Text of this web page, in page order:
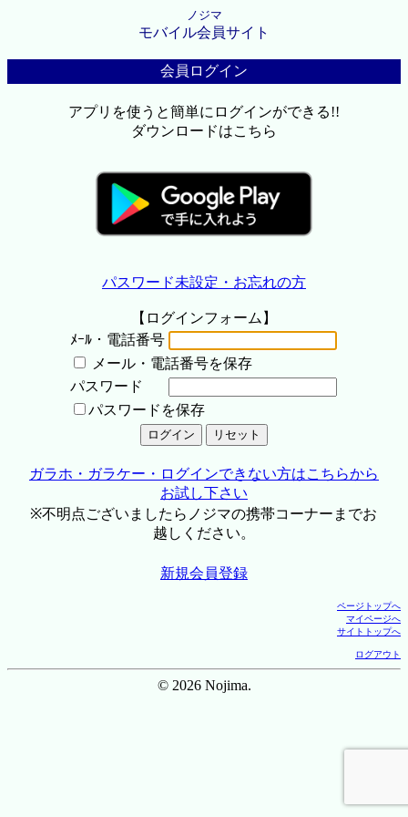
ノジマ
モバイル会員サイト
会員ログイン
アプリを使うと簡単にログインができる!!
ダウンロードはこちら
パスワード未設定・お忘れの方
【ログインフォーム】
ﾒｰﾙ・電話番号
メール・電話番号を保存
パスワード
パスワードを保存
ガラホ・ガラケー・ログインできない方はこちらから
お試し下さい
※不明点ございましたらノジマの携帯コーナーまでお
越しください。
新規会員登録
ページトップへ
マイページへ
サイトトップへ
ログアウト
© 2026 Nojima.